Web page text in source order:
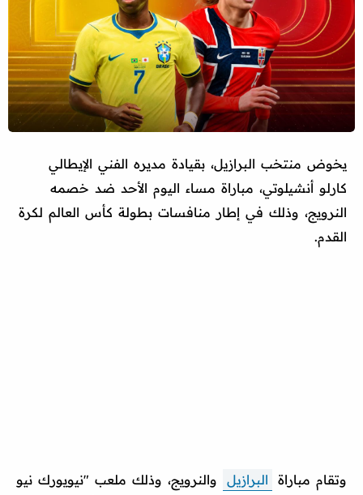
يخوض منتخب البرازيل، بقيادة مديره الفني الإيطالي
كارلو أنشيلوتي، مباراة مساء اليوم الأحد ضد خصمه
النرويج، وذلك في إطار منافسات بطولة كأس العالم لكرة
القدم.
وتقام مباراة البرازيل
والنرويج، وذلك ملعب "نيويورك نيو